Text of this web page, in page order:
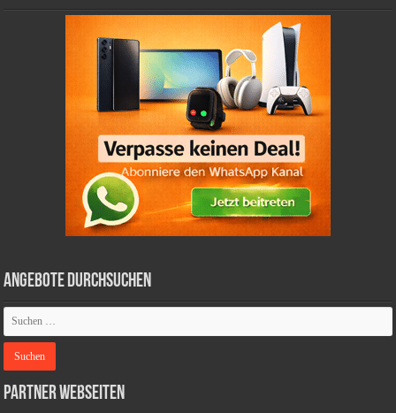
Angebote durchsuchen
Partner Webseiten